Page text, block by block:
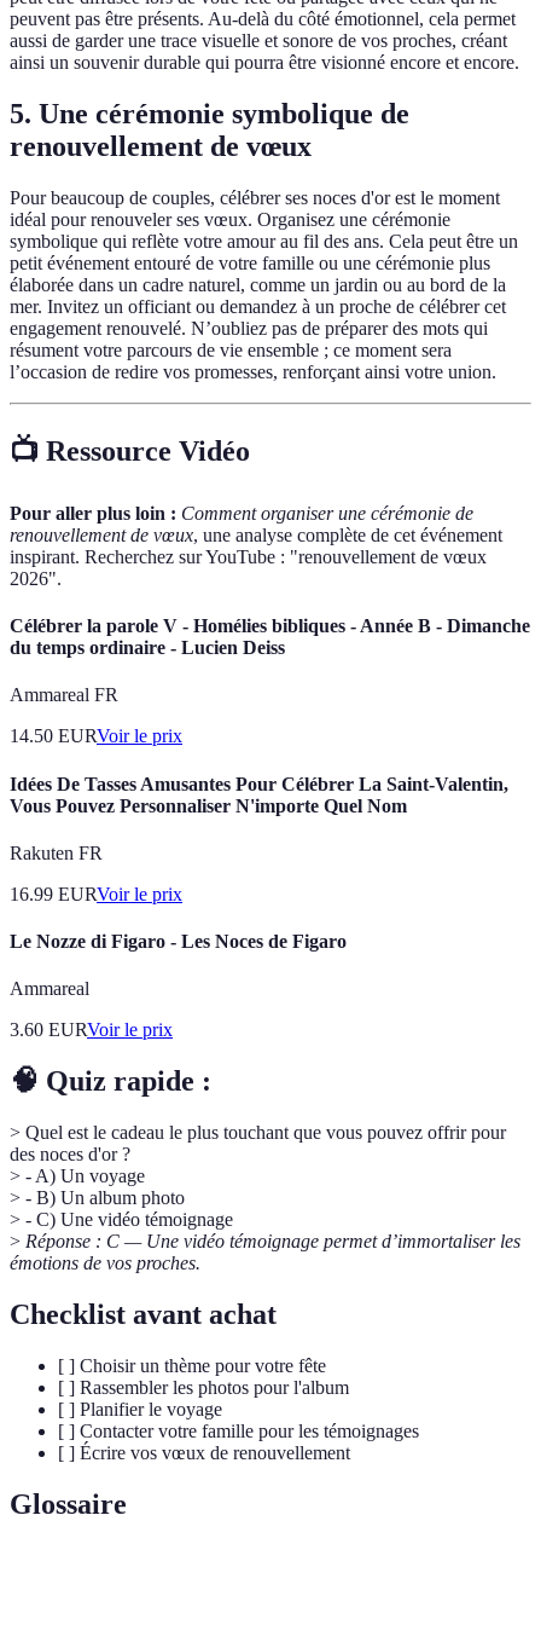
peuvent pas être présents. Au-delà du côté émotionnel, cela permet
aussi de garder une trace visuelle et sonore de vos proches, créant
ainsi un souvenir durable qui pourra être visionné encore et encore.
5. Une cérémonie symbolique de
renouvellement de vœux
Pour beaucoup de couples, célébrer ses noces d'or est le moment
idéal pour renouveler ses vœux. Organisez une cérémonie
symbolique qui reflète votre amour au fil des ans. Cela peut être un
petit événement entouré de votre famille ou une cérémonie plus
élaborée dans un cadre naturel, comme un jardin ou au bord de la
mer. Invitez un officiant ou demandez à un proche de célébrer cet
engagement renouvelé. N’oubliez pas de préparer des mots qui
résument votre parcours de vie ensemble ; ce moment sera
l’occasion de redire vos promesses, renforçant ainsi votre union.
📺 Ressource Vidéo
Pour aller plus loin : Comment organiser une cérémonie de
renouvellement de vœux, une analyse complète de cet événement
inspirant. Recherchez sur YouTube : "renouvellement de vœux
2026".
Célébrer la parole V - Homélies bibliques - Année B - Dimanche
du temps ordinaire - Lucien Deiss
Ammareal FR
14.50 EURVoir le prix
Idées De Tasses Amusantes Pour Célébrer La Saint-Valentin,
Vous Pouvez Personnaliser N'importe Quel Nom
Rakuten FR
16.99 EURVoir le prix
Le Nozze di Figaro - Les Noces de Figaro
Ammareal
3.60 EURVoir le prix
🧠 Quiz rapide :
> Quel est le cadeau le plus touchant que vous pouvez offrir pour
des noces d'or ?
> - A) Un voyage
> - B) Un album photo
> - C) Une vidéo témoignage
> Réponse : C — Une vidéo témoignage permet d’immortaliser les
émotions de vos proches.
Checklist avant achat
[ ] Choisir un thème pour votre fête
[ ] Rassembler les photos pour l'album
[ ] Planifier le voyage
[ ] Contacter votre famille pour les témoignages
[ ] Écrire vos vœux de renouvellement
Glossaire